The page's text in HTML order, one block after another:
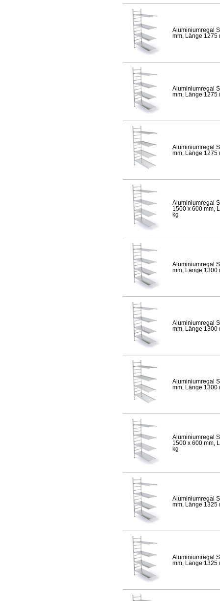
Aluminiumregal
mm, Länge 1275
Aluminiumregal
mm, Länge 1275
Aluminiumregal
mm, Länge 1275
Aluminiumregal
1500 x 600 mm,
kg
Aluminiumregal
mm, Länge 1300
Aluminiumregal
mm, Länge 1300
Aluminiumregal
mm, Länge 1300
Aluminiumregal
1500 x 600 mm,
kg
Aluminiumregal
mm, Länge 1325
Aluminiumregal
mm, Länge 1325